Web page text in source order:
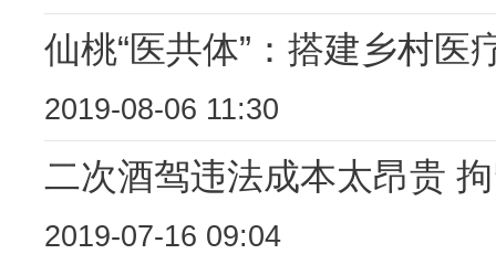
仙桃“医共体”：搭建乡村医
2019-08-06 11:30
二次酒驾违法成本太昂贵
2019-07-16 09:04